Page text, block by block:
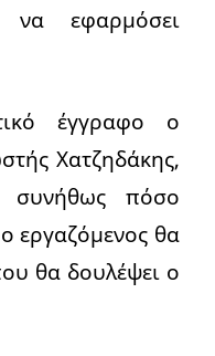
να εφαρμόσει
έγγραφο ο
Χατζηδάκης,
συνήθως πόσο
εργαζόμενος θα
θα δουλέψει ο